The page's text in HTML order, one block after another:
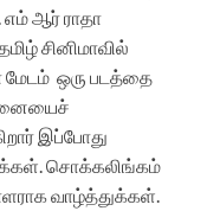
ஆர் ராதா
சினிமாவில்
ஒரு படத்தை
இப்போது
சொக்கலிங்கம்
வாழ்த்துக்கள்.